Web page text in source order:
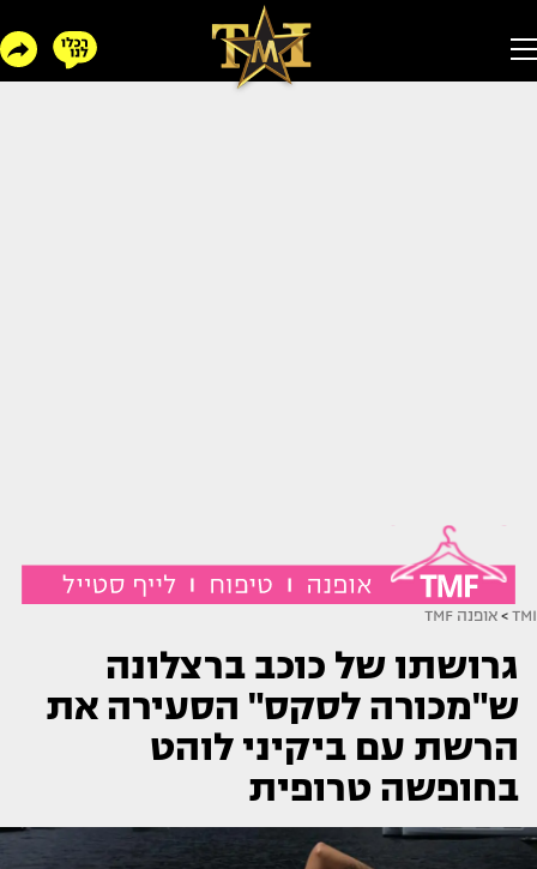
TMI
> אופנה TMF
גרושתו של כוכב ברצלונה
ש"מכורה לסקס" הסעירה את
הרשת עם ביקיני לוהט
בחופשה טרופית